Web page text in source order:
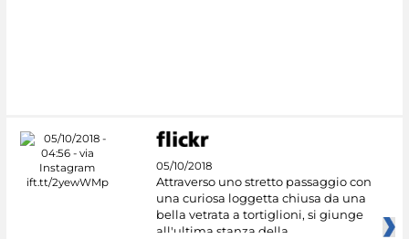
05/10/2018
Attraverso uno stretto passaggio con
una curiosa loggetta chiusa da una
bella vetrata a tortiglioni, si giunge
all'ultima stanza della